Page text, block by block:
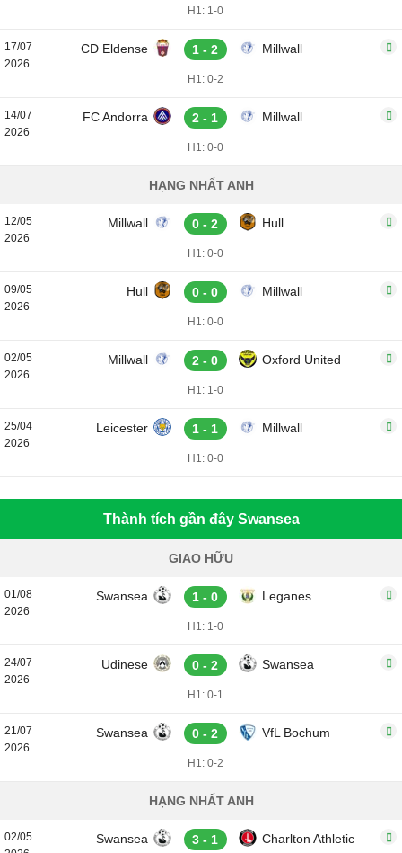
H1: 1-0
17/07
2026
CD Eldense 1 - 2 Millwall
H1: 0-2
14/07
2026
FC Andorra 2 - 1 Millwall
H1: 0-0
HẠNG NHẤT ANH
12/05
2026
Millwall 0 - 2 Hull
H1: 0-0
09/05
2026
Hull 0 - 0 Millwall
H1: 0-0
02/05
2026
Millwall 2 - 0 Oxford United
H1: 1-0
25/04
2026
Leicester 1 - 1 Millwall
H1: 0-0
Thành tích gần đây Swansea
GIAO HỮU
01/08
2026
Swansea 1 - 0 Leganes
H1: 1-0
24/07
2026
Udinese 0 - 2 Swansea
H1: 0-1
21/07
2026
Swansea 0 - 2 VfL Bochum
H1: 0-2
HẠNG NHẤT ANH
02/05
Swansea 3 - 1 Charlton Athletic